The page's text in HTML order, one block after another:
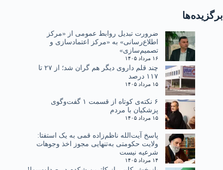
برگزیده‌ها
ضرورت تبدیل روابط عمومی از «مرکز
اطلاع‌رسانی» به «مرکز اعتمادسازی و
تصمیم‌سازی»
۱۶ مرداد ۱۴۰۵
چند قلم داروی دیگر هم گران شد؛ از ۲۷ تا
۱۱۷ درصد
۱۵ مرداد ۱۴۰۵
۶ نکته‌ی کوتاه از قسمت ۱ گفت‌وگوی
پزشکیان با مردم
۱۵ مرداد ۱۴۰۵
پاسخ آیت‌الله ناظم‌زاده قمی به یک استفتا:
ولایت حکومتی به‌تنهایی مجوز اخذ وجوهات
شرعیه نیست
۱۴ مرداد ۱۴۰۵